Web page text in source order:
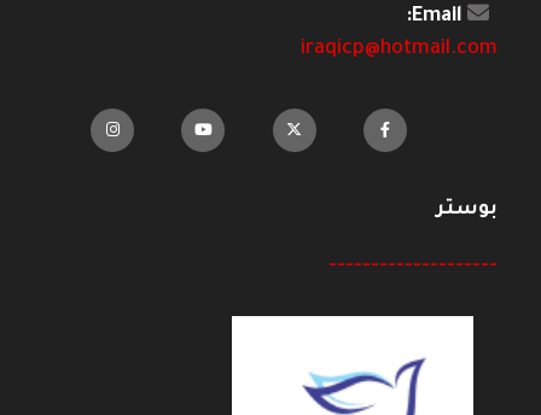
Email:
iraqicp@hotmail.com
بوستر
--------------------